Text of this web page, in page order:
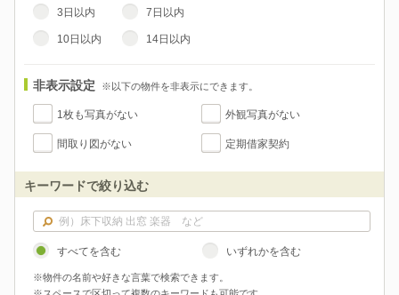
3日以内 7日以内
10日以内 14日以内
非表示設定 ※以下の物件を非表示にできます。
1枚も写真がない 外観写真がない
間取り図がない 定期借家契約
キーワードで絞り込む
すべてを含む いずれかを含む
※物件の名前や好きな言葉で検索できます。